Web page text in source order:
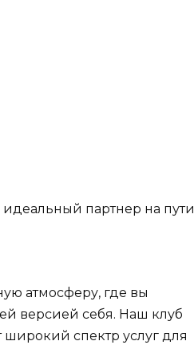
партнер на пути
атмосферу, где вы
версией себя. Наш клуб
спектр услуг для